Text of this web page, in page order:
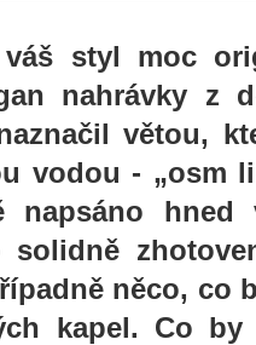
styl moc
nahrávky z
větou,
vodou - „osm
napsáno hned
solidně
něco, co
kapel. Co